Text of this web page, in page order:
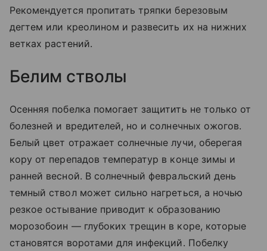
Рекомендуется пропитать тряпки березовым
дегтем или креолином и развесить их на нижних
ветках растений.
Белим стволы
Осенняя побелка помогает защитить не только от
болезней и вредителей, но и солнечных ожогов.
Белый цвет отражает солнечные лучи, оберегая
кору от перепадов температур в конце зимы и
ранней весной. В солнечный февральский день
темный ствол может сильно нагреться, а ночью
резкое остывание приводит к образованию
морозобоин — глубоких трещин в коре, которые
становятся воротами для инфекций. Побелку